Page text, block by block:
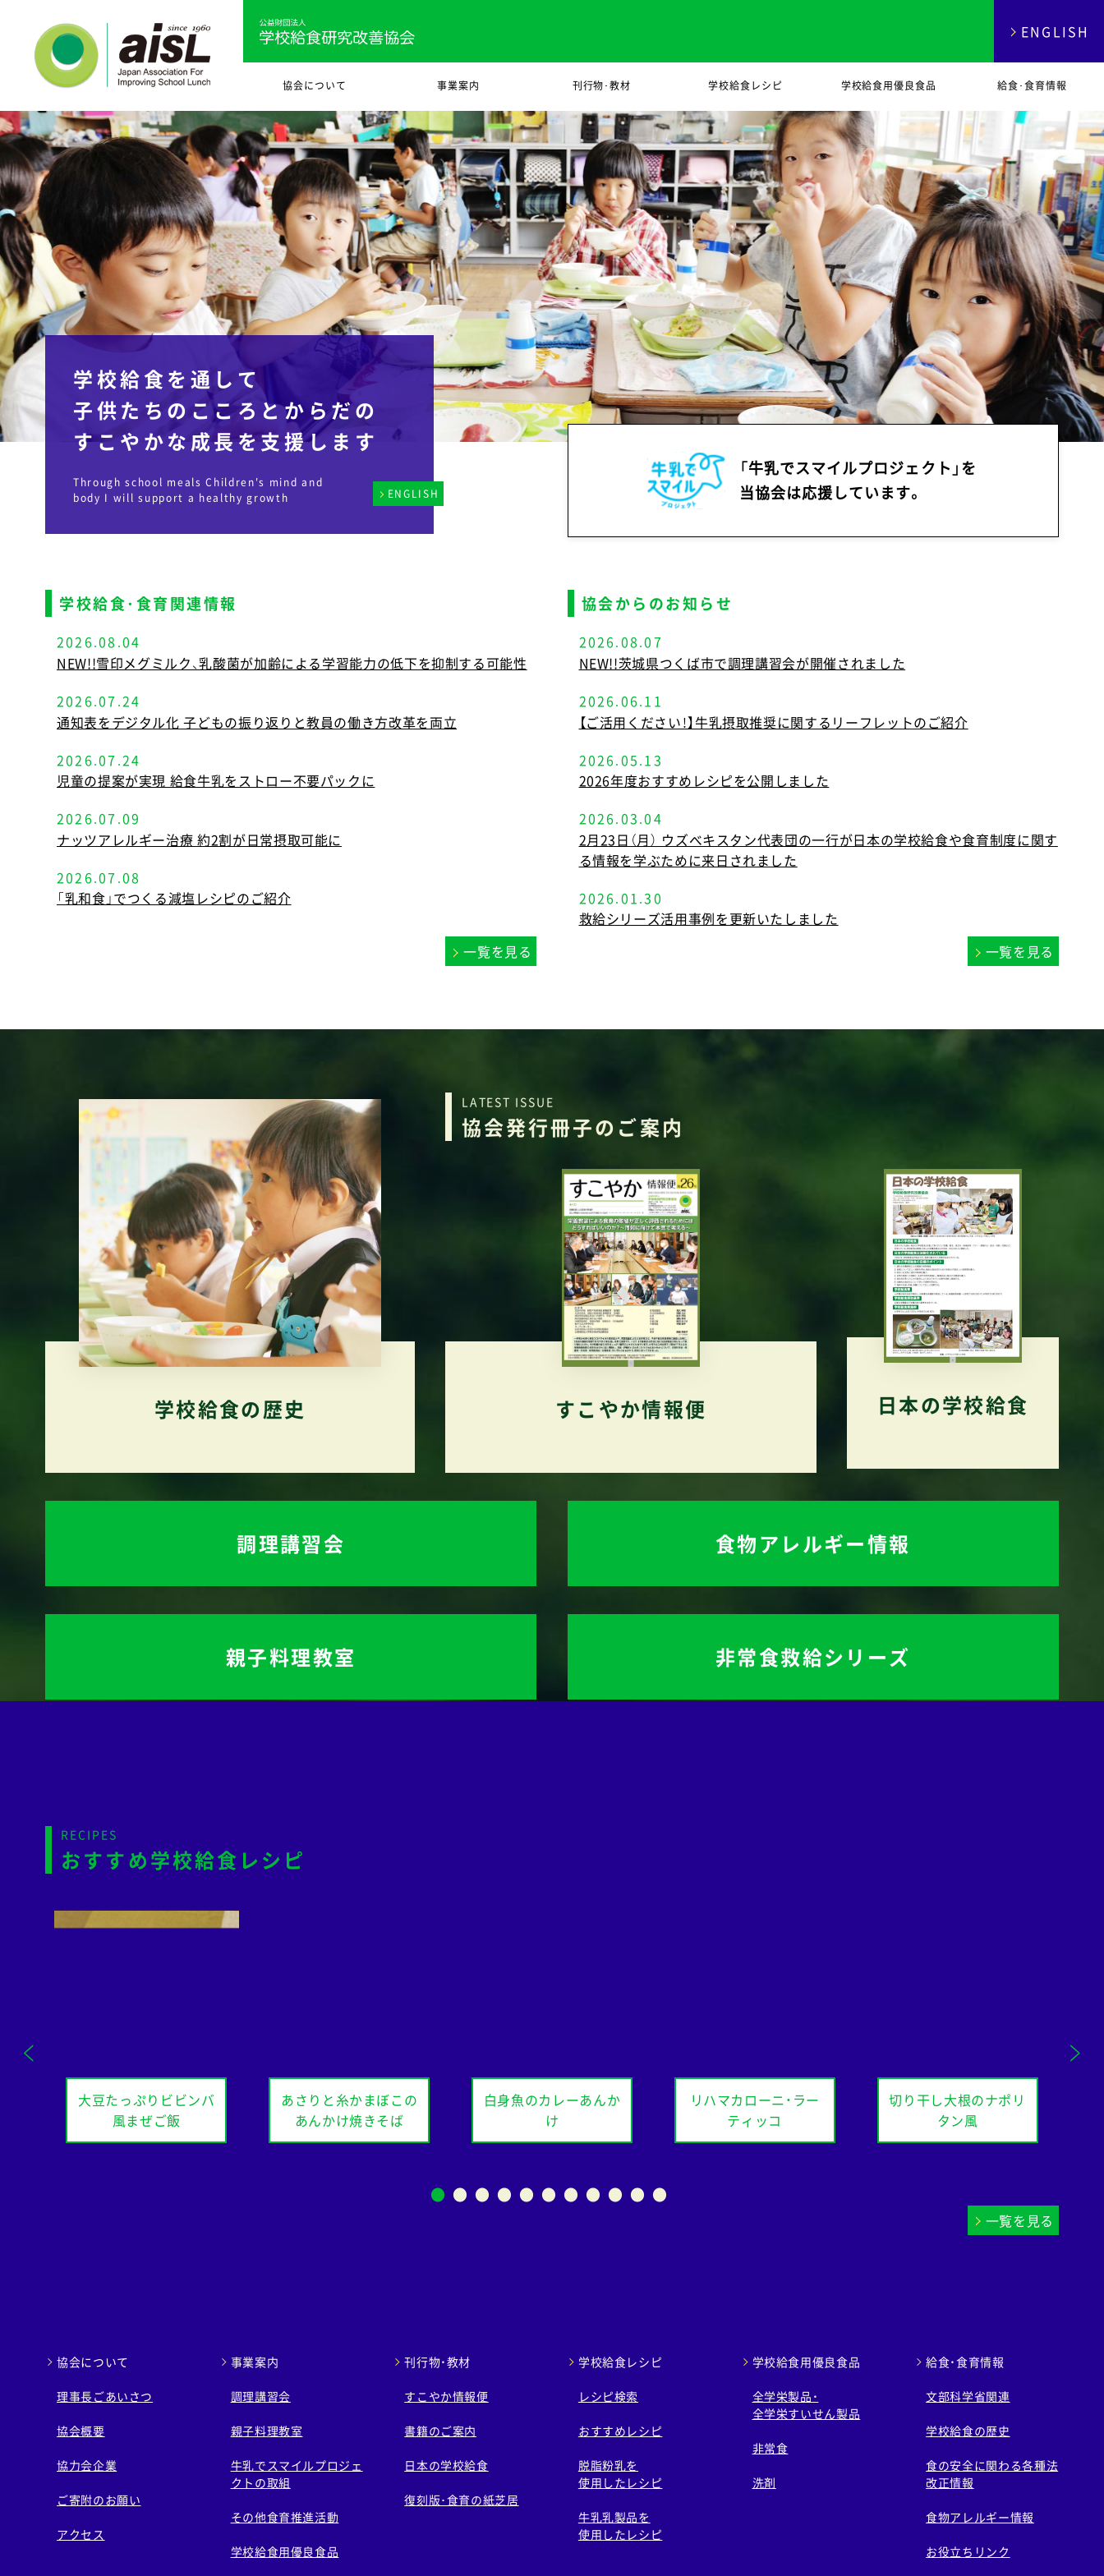
協会について 事業案内 刊行物･教材 学校給食レシピ 学校給食用優良食品 給食･食育情報
ENGLISH
学校給食を通して
子供たちのこころとからだの
すこやかな成長を支援します
Through school meals Children's mind and
body I will support a healthy growth
ENGLISH
「牛乳でスマイルプロジェクト」を
当協会は応援しています。
学校給食・食育関連情報
2026.08.04
NEW!!雪印メグミルク、乳酸菌が加齢による学習能力の低下を抑制する可能性
2026.07.24
通知表をデジタル化 子どもの振り返りと教員の働き方改革を両立
2026.07.24
児童の提案が実現 給食牛乳をストロー不要パックに
2026.07.09
ナッツアレルギー治療 約2割が日常摂取可能に
2026.07.08
「乳和食」でつくる減塩レシピのご紹介
一覧を見る
協会からのお知らせ
2026.08.07
NEW!!茨城県つくば市で調理講習会が開催されました
2026.06.11
【ご活用ください！】牛乳摂取推奨に関するリーフレットのご紹介
2026.05.13
2026年度おすすめレシピを公開しました
2026.03.04
2月23日（月） ウズベキスタン代表団の一行が日本の学校給食や食育制度に関す
る情報を学ぶために来日されました
2026.01.30
救給シリーズ活用事例を更新いたしました
一覧を見る
学校給食の歴史
LATEST ISSUE
協会発行冊子のご案内
すこやか情報便 日本の学校給食
調理講習会 食物アレルギー情報
親子料理教室 非常食救給シリーズ
RECIPES
おすすめ学校給食レシピ
大豆たっぷりビビンバ
風まぜご飯
あさりと糸かまぼこの
あんかけ焼きそば
白身魚のカレーあんか
け
リハマカローニ・ラー
ティッコ
切り干し大根のナポリ
タン風
● ● ● ● ● ● ● ● ● ● ●
一覧を見る
協会について
理事長ごあいさつ
協会概要
協力会企業
ご寄附のお願い
アクセス
事業案内
調理講習会
親子料理教室
牛乳でスマイルプロジェ
クトの取組
その他食育推進活動
学校給食用優良食品
刊行物・教材
すこやか情報便
書籍のご案内
日本の学校給食
復刻版･食育の紙芝居
学校給食レシピ
レシピ検索
おすすめレシピ
脱脂粉乳を
使用したレシピ
牛乳乳製品を
使用したレシピ
学校給食用優良食品
全学栄製品・
全学栄すいせん製品
非常食
洗剤
給食・食育情報
文部科学省関連
学校給食の歴史
食の安全に関わる各種法
改正情報
食物アレルギー情報
お役立ちリンク